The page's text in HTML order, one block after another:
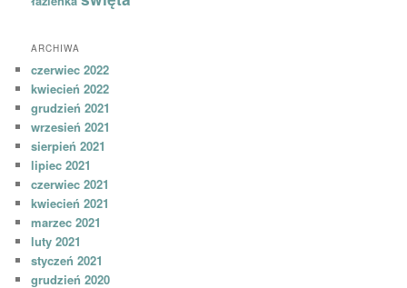
ARCHIWA
czerwiec 2022
kwiecień 2022
grudzień 2021
wrzesień 2021
sierpień 2021
lipiec 2021
czerwiec 2021
kwiecień 2021
marzec 2021
luty 2021
styczeń 2021
grudzień 2020